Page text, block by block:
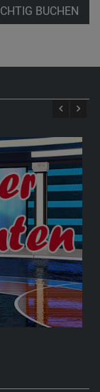
BUCHEN